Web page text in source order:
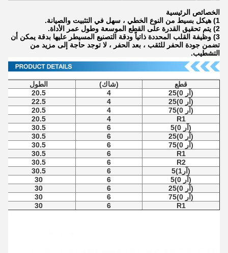
الخصائص الرئيسية
1) هيكل بسيط من النوع الخطي ، سهل في التثبيت والصيانة.
2) يتم تحقيق القدرة على القطع الموسعة وطول عمر الأداة.
3) وظيفة القلب المحددة ذاتياً ودقة التصنيع المسيطر عليها بدقة يمكن أن
تضمن جودة الحفر للثقب ، بعد الحفر ، لا توجد حاجة إلى مزيد من
التشطيب.
قطع (شاك)
الطول
(آر 0)25
4
20.5
(آر 0)25
4
22.5
(آر 0)75
4
20.5
R1
4
20.5
(آر 0)5
6
30.5
(آر 0)25
6
30.5
(آر 0)75
6
30.5
R1
6
30.5
R2
6
30.5
(آر1)5
6
30.5
(آر 0)5
6
30
(آر 0)25
6
30
(آر 0)75
6
30
R1
6
30